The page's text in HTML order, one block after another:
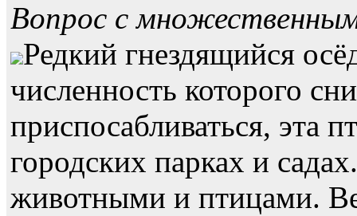
Вопрос с
Редкий гнездящийся
численность которого
приспосабливаться, эта
городских парках и
животными и птицами.